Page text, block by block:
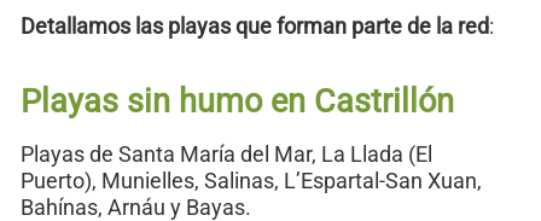
Detallamos las playas que forman parte de la red:
Playas sin humo en Castrillón
Playas de Santa María del Mar, La Llada (El
Puerto), Munielles, Salinas, L’Espartal-San Xuan,
Bahínas, Arnáu y Bayas.